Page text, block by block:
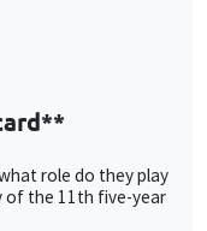
role do they play
of the 11th five-year